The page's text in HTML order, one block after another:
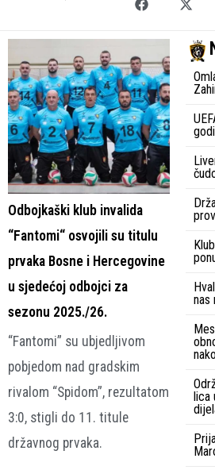
Odbojkaški klub invalida
“Fantomi“ osvojili su titulu
prvaka Bosne i Hercegovine
u sjedećoj odbojci za
sezonu 2025./26.
“Fantomi” su ubjedljivom
pobjedom nad gradskim
rivalom “Spidom”, rezultatom
3:0, stigli do 11. titule
državnog prvaka.
nas
lica